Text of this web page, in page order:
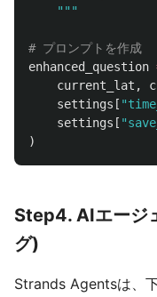
"""
enhanced_question
current_lat ,
settings [ "
settings [ "
)
Step4. AIエージ
グ)
Strands Agentsは、